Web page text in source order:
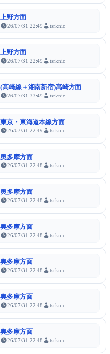
上野方面
26/07/31 22:49 tsrknic
上野方面
26/07/31 22:49 tsrknic
(高崎線＋湘南新宿)高崎方面
26/07/31 22:49 tsrknic
東京・東海道本線方面
26/07/31 22:49 tsrknic
奥多摩方面
26/07/31 22:48 tsrknic
奥多摩方面
26/07/31 22:48 tsrknic
奥多摩方面
26/07/31 22:48 tsrknic
奥多摩方面
26/07/31 22:48 tsrknic
奥多摩方面
26/07/31 22:48 tsrknic
奥多摩方面
26/07/31 22:48 tsrknic